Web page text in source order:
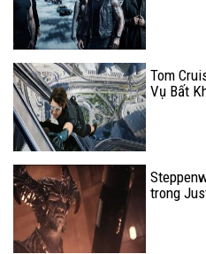
Tom
Vụ Bất
trong